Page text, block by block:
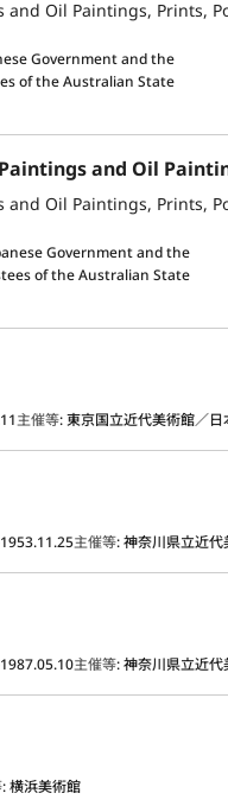
Government and the
of the Australian State
Government and the
of the Australian State
主催等:東京国立近代美術館／
主催等:神奈川県立近代
主催等:神奈川県立近
:横浜美術館